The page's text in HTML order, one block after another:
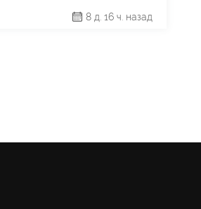
8 д. 16 ч. назад